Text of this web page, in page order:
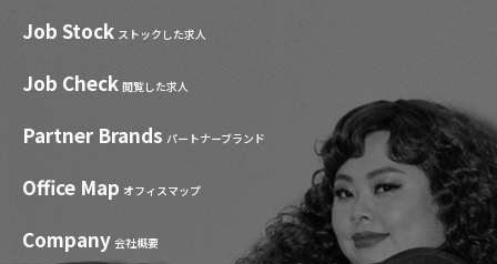
Job Stock ストックした求人
Job Check 閲覧した求人
Partner Brands パートナーブランド
Office Map オフィスマップ
Company 会社概要